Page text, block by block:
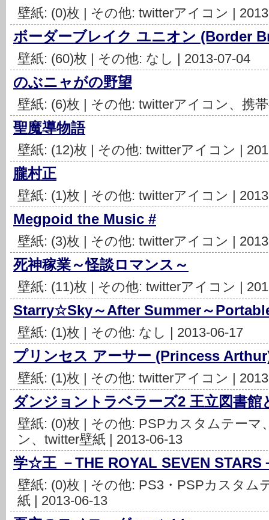
壁紙: (0)枚 | その他: twitterアイコン |
ボーダーブレイク ユニオン (Border
壁紙: (60)枚 | その他: なし | 2013-07-04
のぶニャがの野望
壁紙: (6)枚 | その他: twitterアイコン、携
聖魔導物語
壁紙: (12)枚 | その他: twitterアイコン |
朧村正
壁紙: (1)枚 | その他: twitterアイコン |
Megpoid the Music #
壁紙: (3)枚 | その他: twitterアイコン |
死神稼業～怪談ロマンス～
壁紙: (11)枚 | その他: twitterアイコン |
Starry☆Sky～After Summer～
壁紙: (1)枚 | その他: なし | 2013-06-17
プリンセス アーサー (Princess
壁紙: (1)枚 | その他: twitterアイコン |
ダンジョントラベラーズ2 王立図書館
壁紙: (0)枚 | その他: PSPカスタムテーマ
ン、twitter壁紙 | 2013-06-13
学☆王 －THE ROYAL SEVEN STARS
壁紙: (0)枚 | その他: PS3・PSPカスタム
紙 | 2013-06-13